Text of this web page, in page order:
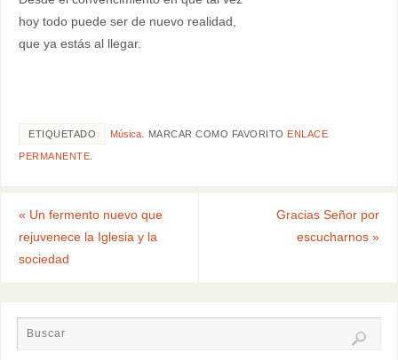
hoy todo puede ser de nuevo realidad,
que ya estás al llegar.
ETIQUETADO Música. MARCAR COMO FAVORITO ENLACE
PERMANENTE.
« Un fermento nuevo que
rejuvenece la Iglesia y la
sociedad
Gracias Señor por
escucharnos »